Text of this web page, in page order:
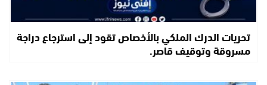
تحريات الدرك الملكي بالأخصاص تقود إلى استرجاع دراجة
مسروقة وتوقيف قاصر.